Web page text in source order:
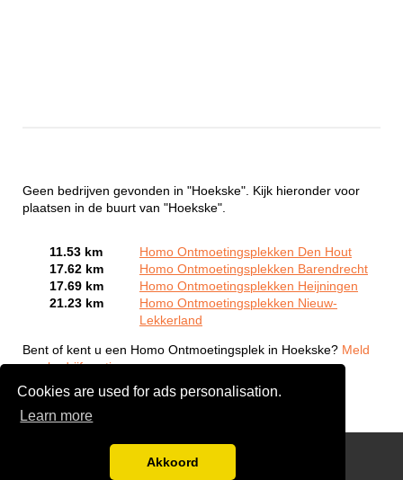
Cookies are used for ads personalisation.
Learn more
Akkoord
Geen bedrijven gevonden in "Hoekske". Kijk hieronder voor
plaatsen in de buurt van "Hoekske".
11.53 km
Homo Ontmoetingsplekken Den Hout
17.62 km
Homo Ontmoetingsplekken Barendrecht
17.69 km
Homo Ontmoetingsplekken Heijningen
21.23 km
Homo Ontmoetingsplekken Nieuw-
Lekkerland
Bent of kent u een Homo Ontmoetingsplek in Hoekske? Meld
een bedrijf gratis aan